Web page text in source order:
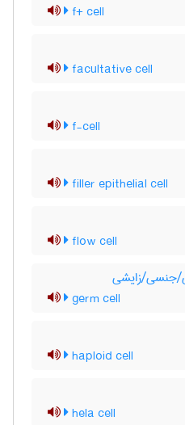
f+ cell
facultative cell
f-cell
filler epithelial cell
flow cell
جنسی/زایشی
germ cell
haploid cell
hela cell